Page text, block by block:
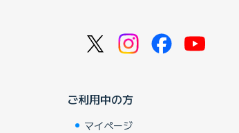
ご利用中の方
マイページ